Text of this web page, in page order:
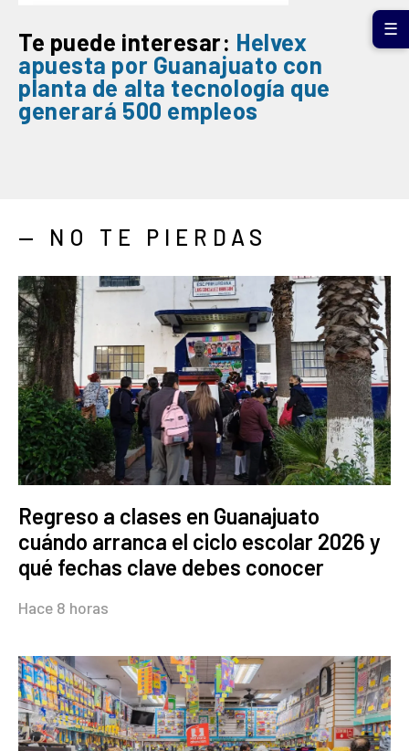
Te puede interesar: Helvex
apuesta por Guanajuato con
planta de alta tecnología que
generará 500 empleos
— NO TE PIERDAS
Regreso a clases en Guanajuato
cuándo arranca el ciclo escolar 2026 y
qué fechas clave debes conocer
Hace 8 horas
☰